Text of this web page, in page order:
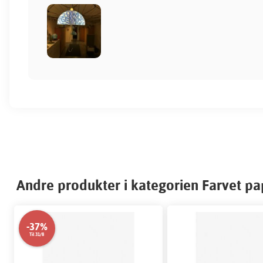
Andre produkter i kategorien Farvet
-37%
Til 31/8